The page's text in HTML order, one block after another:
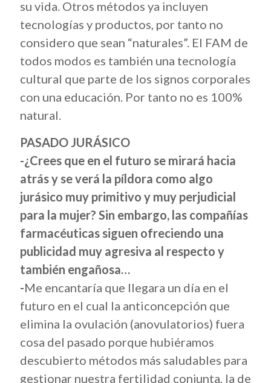
su vida. Otros métodos ya incluyen
tecnologías y productos, por tanto no
considero que sean “naturales”. El FAM de
todos modos es también una tecnología
cultural que parte de los signos corporales
con una educación. Por tanto no es 100%
natural.
PASADO JURÁSICO
-¿Crees que en el futuro se mirará hacia
atrás y se verá la píldora como algo
jurásico muy primitivo y muy perjudicial
para la mujer? Sin embargo, las compañías
farmacéuticas siguen ofreciendo una
publicidad muy agresiva al respecto y
también engañosa…
-Me encantaría que llegara un día en el
futuro en el cual la anticoncepción que
elimina la ovulación (anovulatorios) fuera
cosa del pasado porque hubiéramos
descubierto métodos más saludables para
gestionar nuestra fertilidad conjunta, la de